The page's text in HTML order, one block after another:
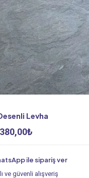
Levha
₺
1.380,00₺.
ile sipariş ver
ve güvenli alışveriş